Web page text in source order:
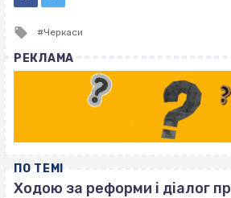
Tagged
Черкаси
РЕКЛАМА
ПО ТЕМІ
Ходою за реформи і діалог